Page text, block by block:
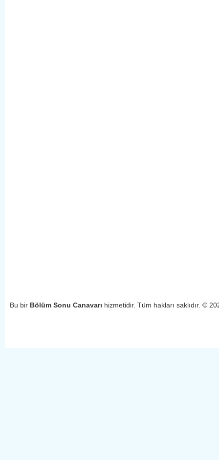
Bu bir Bölüm Sonu Canavarı hizmetidir. Tüm hakları saklıdır. ©